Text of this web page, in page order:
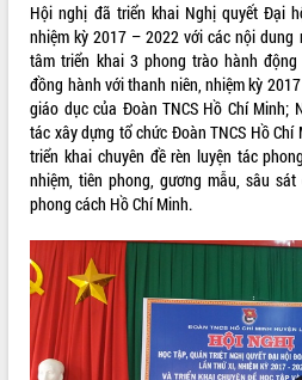
VIDEO
Hội nghị đã triển khai Nghị quyết Đại
nhiệm kỳ 2017 – 2022 với các nội dung
tâm triển khai 3 phong trào hành
đồng hành với thanh niên, nhiệm kỳ
giáo dục của Đoàn TNCS Hồ Chí Minh;
tác xây dựng tổ chức Đoàn TNCS Hồ
triển khai chuyên đề rèn luyện tác
nhiệm, tiên phong, gương mẫu, sâu
phong cách Hồ Chí Minh.